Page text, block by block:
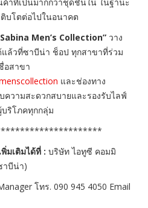
าที่เป็นมากกว่าชุดชั้นใน ในฐานะ
ติบโตต่อไปในอนาคต
Sabina Men’s Collection” วาง
แล้วที่ซาบีน่า ช็อป ทุกสาขาที่ร่วม
อสาขา
และช่องทาง
ความสะดวกสบายและรองรับไลฟ์
บริโภคทุกกลุ่ม
*******
มเติมได้ที่ : บริษัท ไอทูซี คอมมิ
าบีน่า)
โทร. 090 945 4050 Email